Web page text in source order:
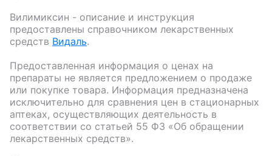
Вилимиксин - описание и инструкция
предоставлены справочником лекарственных
средств Видаль.
Предоставленная информация о ценах на
препараты не является предложением о продаже
или покупке товара. Информация предназначена
исключительно для сравнения цен в стационарных
аптеках, осуществляющих деятельность в
соответствии со статьей 55 ФЗ «Об обращении
лекарственных средств».